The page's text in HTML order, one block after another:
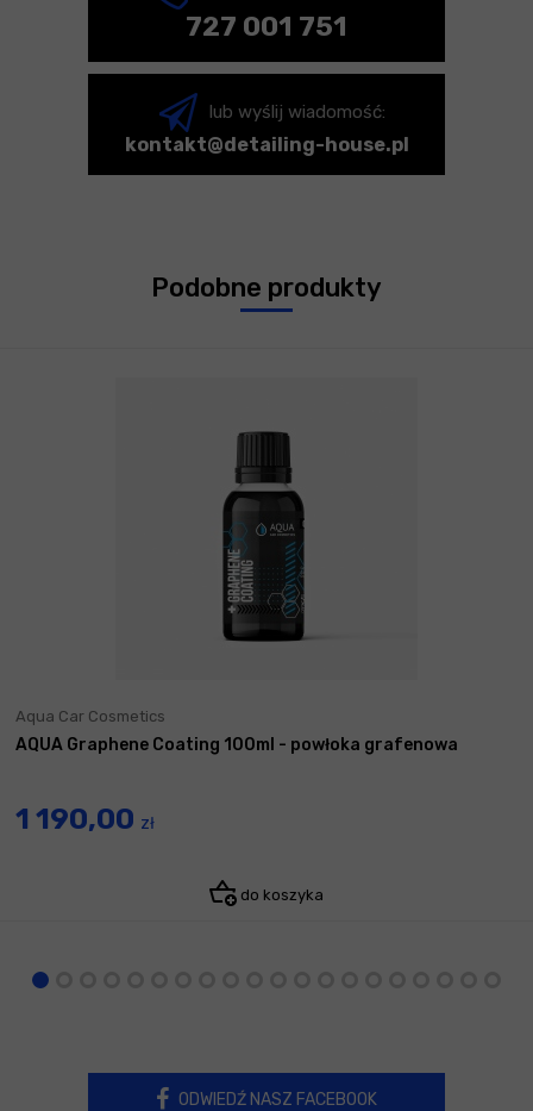
727 001 751
lub wyślij wiadomość:
kontakt@detailing-house.pl
Podobne produkty
Aqua Car Cosmetics
AQUA Graphene Coating 100ml - powłoka grafenowa
1 190,00 zł
do koszyka
ODWIEDŹ NASZ FACEBOOK